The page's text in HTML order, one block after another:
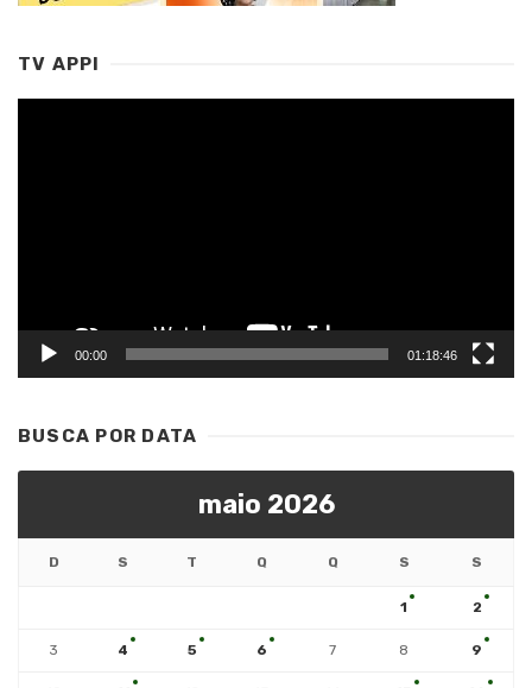
TV APPI
00:00 01:18:46
BUSCA POR DATA
maio 2026
D S T Q Q S S
1 2
3 4 5 6 7 8 9